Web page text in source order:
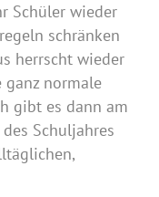
Schüler wieder
schränken
herrscht wieder
ganz normale
gibt es dann am
Schuljahres